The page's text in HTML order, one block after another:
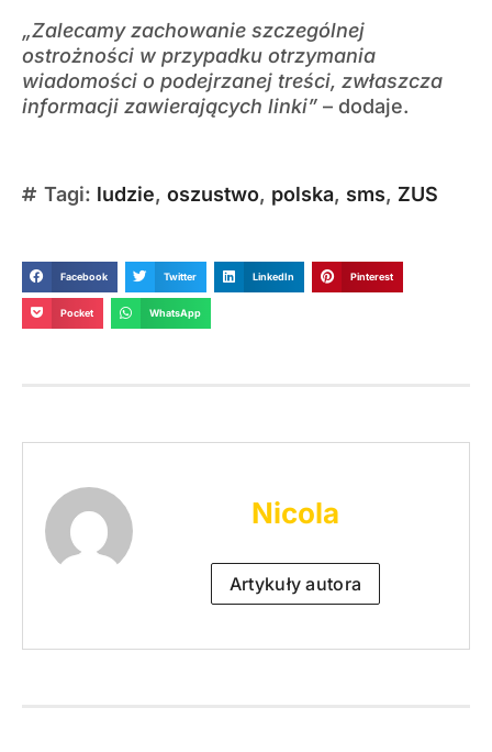
„Zalecamy zachowanie szczególnej
ostrożności w przypadku otrzymania
wiadomości o podejrzanej treści, zwłaszcza
informacji zawierających linki” – dodaje.
Tagi: ludzie, oszustwo, polska, sms, ZUS
Facebook Twitter LinkedIn Pinterest
Pocket WhatsApp
Nicola
Artykuły autora